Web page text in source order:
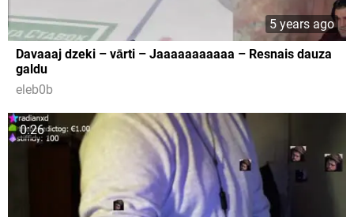
5 years ago
Davaaaj dzeki – vārti – Jaaaaaaaaaaa – Resnais dauza
galdu
eleb0b
0:26